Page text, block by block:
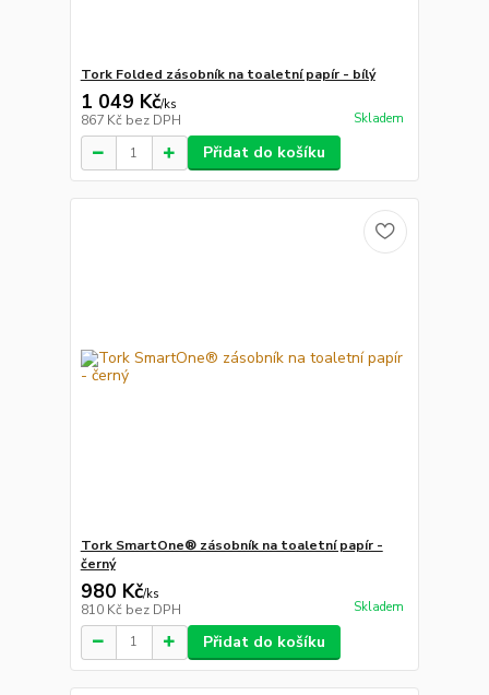
Tork Folded zásobník na toaletní papír - bílý
1 049 Kč/ks
867 Kč bez DPH Skladem
Přidat do košíku
Tork SmartOne® zásobník na toaletní papír -
černý
980 Kč/ks
810 Kč bez DPH Skladem
Přidat do košíku